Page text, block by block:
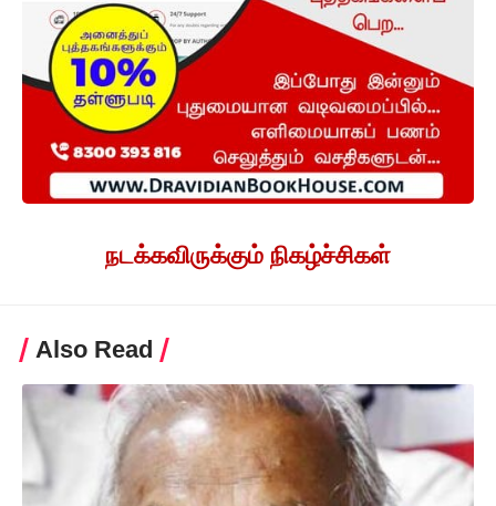
நடக்கவிருக்கும் நிகழ்ச்சிகள்
Also Read